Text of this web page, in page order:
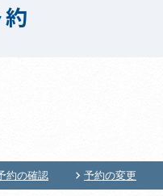
約の確認 予約の変更